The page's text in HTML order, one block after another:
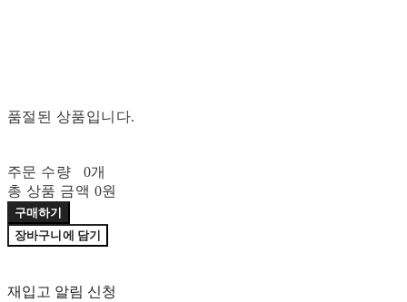
품절된 상품입니다.
주문 수량
0개
총 상품 금액 0원
구매하기
장바구니에 담기
재입고 알림 신청